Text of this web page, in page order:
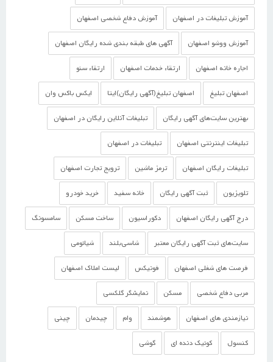
آموزش تبلیغات در اصفهان آموزش دفاع شخصی اصفهان
آموزش ووشو اصفهان آگهی های طبقه بندی شده رایگان اصفهان
اجاره خانه اصفهان ارتقاء خدمات اصفهان ارتقاء سئو
اصفهان تبلیغ اصفهان تبلیغ(آگهی رایگان)ایتا ایکس باکس وان
بهترین سایت‌های آگهی رایگان تبلیغات آنلاین رایگان در اصفهان
تبلیغات اینترنتی اصفهان تبلیغات در اصفهان
تبلیغات رایگان اصفهان ترمز ماشین ترویج تجارت اصفهان
تلویزیون ثبت آگهی رایگان خانه سفید خرید خودرو
درج آگهی رایگان اصفهان دکوراسیون ساخت مسکن سامسونگ
سایت‌های ثبت آگهی رایگان معتبر شاسی‌بلند شیائومی
فرصت های شغلی اصفهان فونیکس لیست املاک اصفهان
مربی دفاع شخصی مسکن نمایشگر گلکسی
نیازمندی های اصفهان هوشمند وام چیدمان چینی
کنسول کوئیک دنده ای گوشی‌